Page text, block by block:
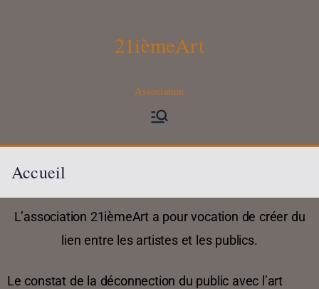
21ièmeArt
Association
Accueil
L’association 21ièmeArt a pour vocation de créer du
lien entre les artistes et les publics.
Le constat de la déconnection du public avec l’art